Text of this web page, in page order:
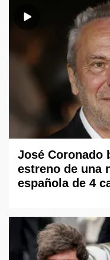
José Coronado
estreno de una
española de 4